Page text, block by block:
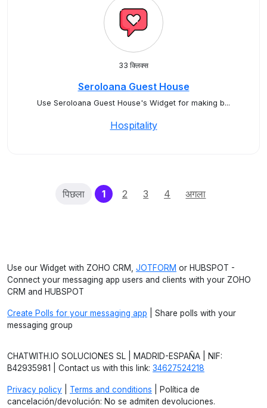
33 क्लिक्स
Seroloana Guest House
Use Seroloana Guest House's Widget for making b...
Hospitality
पिछला 1(current)
2 3 4 अगला
Use our Widget with ZOHO CRM, JOTFORM or HUBSPOT -
Connect your messaging app users and clients with your ZOHO
CRM and HUBSPOT
Create Polls for your messaging app | Share polls with your
messaging group
CHATWITH.IO SOLUCIONES SL | MADRID-ESPAÑA | NIF:
B42935981 | Contact us with this link: 34627524218
Privacy policy Terms and conditions | Política de
cancelación/devolución: No se admiten devoluciones.